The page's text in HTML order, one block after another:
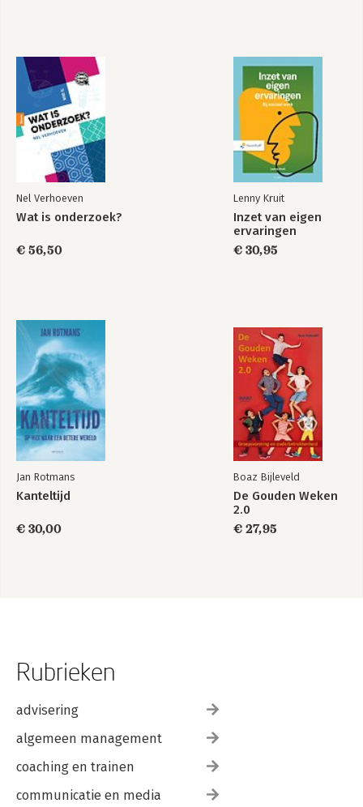
Nel Verhoeven
Wat is onderzoek?
€ 56,50
Lenny Kruit
Inzet van eigen
ervaringen
€ 30,95
Jan Rotmans
Kanteltijd
€ 30,00
Boaz Bijleveld
De Gouden Weken
2.0
€ 27,95
Rubrieken
advisering
algemeen management
coaching en trainen
communicatie en media